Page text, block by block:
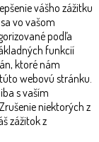
vášho zážitku
vo vašom
podľa
funkcií
ktoré nám
webovú stránku.
s vaším
niektorých z
zážitok z